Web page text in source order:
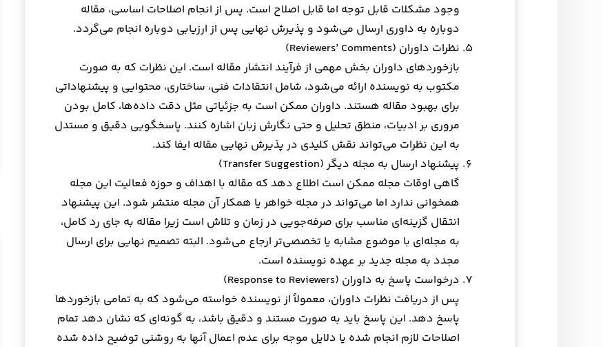
وجود مشکلات قابل توجه اما قابل اصلاح است. پس از انجام اصلاحات اساسی، مقاله
دوباره به داوری ارسال می‌شود و پذیرش نهایی پس از ارزیابی دوباره انجام می‌گردد.
نظرات داوران (Reviewers’ Comments)
بازخوردهای داوران بخش مهمی از فرآیند انتشار مقاله است. این نظرات که به صورت
مکتوب به نویسنده ارائه می‌شود، شامل انتقادات فنی، ساختاری، محتوایی و پیشنهاداتی
برای بهبود مقاله هستند. داوران ممکن است به جزئیاتی مثل دقت داده‌ها، کامل بودن
مروری بر ادبیات، منطق تحلیل و حتی نگارش زبان اشاره کنند. پاسخگویی دقیق و مستدل
به این نظرات می‌تواند نقش کلیدی در پذیرش نهایی مقاله ایفا کند.
پیشنهاد ارسال به مجله دیگر (Transfer Suggestion)
گاهی اوقات مجله ممکن است اطلاع دهد که مقاله با اهداف و حوزه فعالیت این مجله
همخوانی ندارد اما می‌تواند در مجله خواهر یا همکار آن مجله منتشر شود. این پیشنهاد
انتقال گزینه‌ای مناسب برای صرفه‌جویی در زمان و تلاش است زیرا مقاله به جای رد کامل،
به مجله‌ای با موضوع مشابه یا تخصصی‌تر ارجاع می‌شود. البته تصمیم نهایی برای ارسال
مجدد به مجله جدید بر عهده نویسنده است.
درخواست پاسخ به داوران (Response to Reviewers)
پس از دریافت نظرات داوران، معمولاً از نویسنده خواسته می‌شود که به تمامی بازخوردها
پاسخ دهد. این پاسخ باید به صورت مستند و دقیق باشد، به گونه‌ای که نشان دهد تمام
اصلاحات لازم انجام شده یا دلایل موجه برای عدم اعمال آنها به روشنی توضیح داده شده